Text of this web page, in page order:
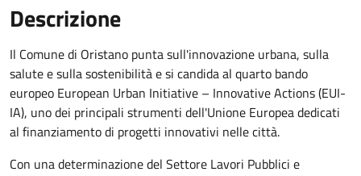
Descrizione
Il Comune di Oristano punta sull'innovazione urbana, sulla
salute e sulla sostenibilità e si candida al quarto bando
europeo European Urban Initiative – Innovative Actions (EUI-
IA), uno dei principali strumenti dell'Unione Europea dedicati
al finanziamento di progetti innovativi nelle città.
Con una determinazione del Settore Lavori Pubblici e